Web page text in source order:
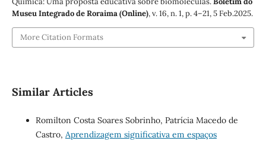
Museu Integrado de Roraima (Online), v. 16, n. 1, p. 4–21, 5 Feb.2025.
More Citation Formats
Similar Articles
Romilton Costa Soares Sobrinho, Patrícia Macedo de
Castro, Aprendizagem significativa em espaços